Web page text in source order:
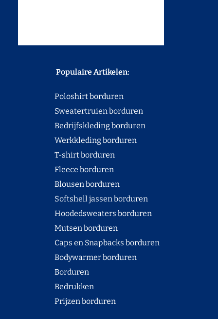
Populaire Artikelen:
Poloshirt borduren
Sweatertruien borduren
Bedrijfskleding borduren
Werkkleding borduren
T-shirt borduren
Fleece borduren
Blousen borduren
Softshell jassen borduren
Hoodedsweaters borduren
Mutsen borduren
Caps en Snapbacks borduren
Bodywarmer borduren
Borduren
Bedrukken
Prijzen borduren